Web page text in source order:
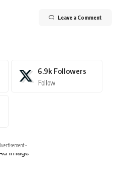
Leave a Comment
6.9k Followers
Follow
-